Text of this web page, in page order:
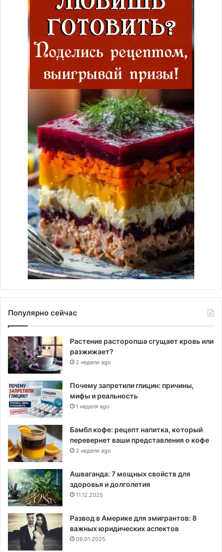
Популярно сейчас
Растение расторопша сгущает кровь или
разжижает?
2 недели ago
Почему запретили глицин: причины,
мифы и реальность
1 неделя ago
Бамбл кофе: рецепт напитка, который
перевернет ваши представления о кофе
2 недели ago
Ашваганда: 7 мощных свойств для
здоровья и долголетия
11.12.2025
Развод в Америке для эмигрантов: 8
важных юридических аспектов
09.01.2025